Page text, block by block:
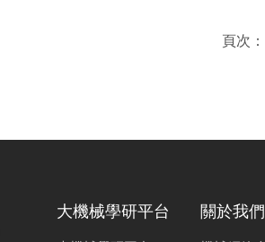
頁次：
大機械學研平台 關於我們